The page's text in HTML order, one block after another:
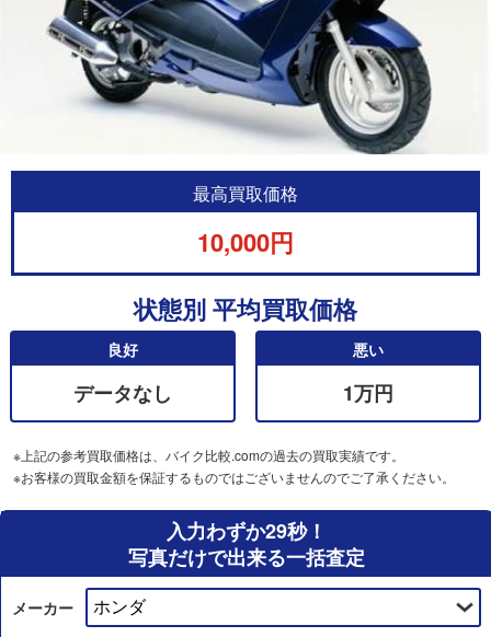
最高買取価格
10,000円
状態別 平均買取価格
良好
データなし
悪い
1万円
※上記の参考買取価格は、バイク比較.comの過去の買取実績です。
※お客様の買取金額を保証するものではございませんのでご了承ください。
入力わずか29秒！
写真だけで出来る一括査定
メーカー